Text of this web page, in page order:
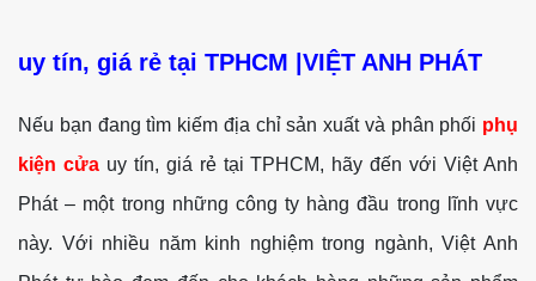
uy tín, giá rẻ tại TPHCM |VIỆT ANH PHÁT
Nếu bạn đang tìm kiếm địa chỉ sản xuất và phân phối phụ
kiện cửauy tín, giá rẻ tại TPHCM, hãy đến với Việt Anh
Phát – một trong những công ty hàng đầu trong lĩnh vực
này. Với nhiều năm kinh nghiệm trong ngành, Việt Anh